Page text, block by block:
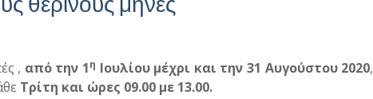
, από την 1η Ιουλίου μέχρι και την 31 Αυγούστου 2020,
Τρίτη και ώρες 09.00 με 13.00.